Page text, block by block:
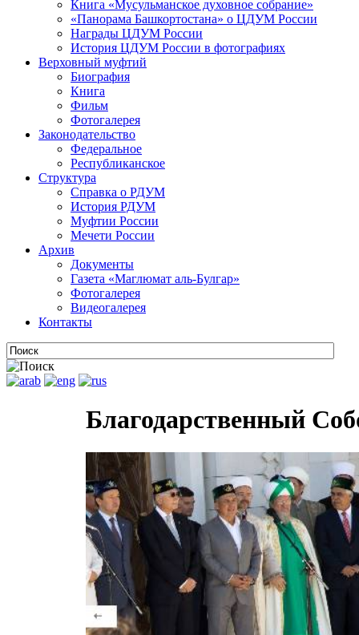
Книга «Мусульманское духовное собрание»
«Панорама Башкортостана» о ЦДУМ России
Награды ЦДУМ России
История ЦДУМ России в фотографиях
Верховный муфтий
Биография
Книга
Фильм
Фотогалерея
Законодательство
Федеральное
Республиканское
Структура
Справка о РДУМ
История РДУМ
Муфтии России
Мечети России
Архив
Документы
Газета «Маглюмат аль-Булгар»
Фотогалерея
Видеогалерея
Контакты
Благодарственный